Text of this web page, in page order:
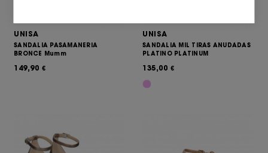
UNISA
SANDALIA PASAMANERIA
BRONCE Mumm
149,90 €
UNISA
SANDALIA MIL TIRAS ANUDADAS
PLATINO PLATINUM
135,00 €
einzelnen Benutzer sind und daher wertvoller für
Publisher und werbetreibende Drittparteien sind.